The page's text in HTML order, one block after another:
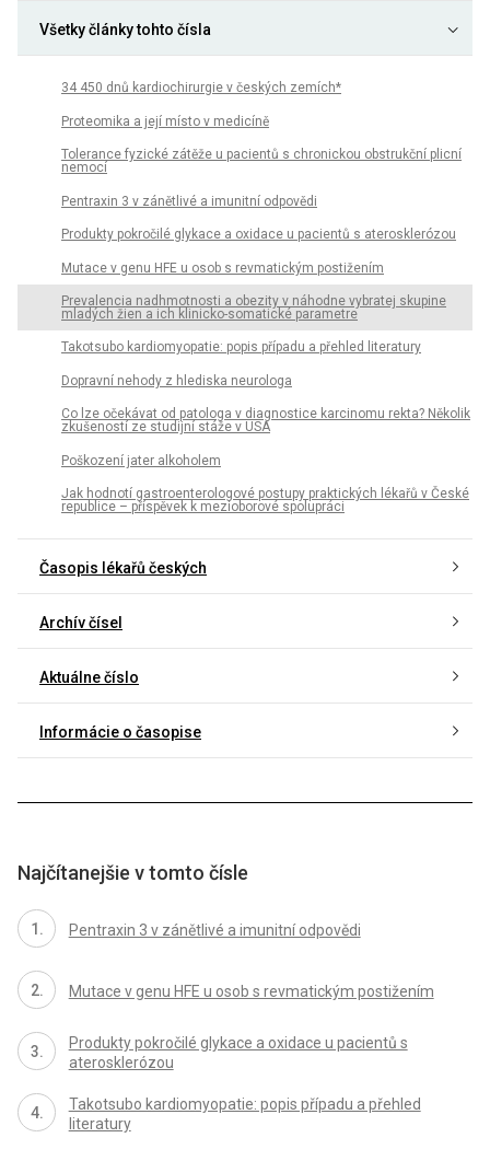
Všetky články tohto čísla
34 450 dnů kardiochirurgie v českých zemích*
Proteomika a její místo v medicíně
Tolerance fyzické zátěže u pacientů s chronickou obstrukční plicní
nemocí
Pentraxin 3 v zánětlivé a imunitní odpovědi
Produkty pokročilé glykace a oxidace u pacientů s aterosklerózou
Mutace v genu HFE u osob s revmatickým postižením
Prevalencia nadhmotnosti a obezity v náhodne vybratej skupine
mladých žien a ich klinicko-somatické parametre
Takotsubo kardiomyopatie: popis případu a přehled literatury
Dopravní nehody z hlediska neurologa
Co lze očekávat od patologa v diagnostice karcinomu rekta? Několik
zkušeností ze studijní stáže v USA
Poškození jater alkoholem
Jak hodnotí gastroenterologové postupy praktických lékařů v České
republice – příspěvek k mezioborové spolupráci
Časopis lékařů českých
Archív čísel
Aktuálne číslo
Informácie o časopise
Najčítanejšie v tomto čísle
Pentraxin 3 v zánětlivé a imunitní odpovědi
Mutace v genu HFE u osob s revmatickým postižením
Produkty pokročilé glykace a oxidace u pacientů s
aterosklerózou
Takotsubo kardiomyopatie: popis případu a přehled
literatury